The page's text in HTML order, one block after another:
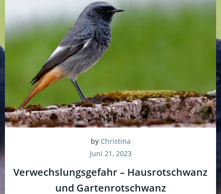
by Christina
Juni 21, 2023
Verwechslungsgefahr – Hausrotschwanz
und Gartenrotschwanz